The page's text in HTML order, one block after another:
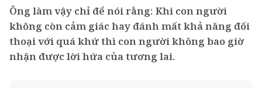
Ông làm vậy chỉ để nói rằng: Khi con người
không còn cảm giác hay đánh mất khả năng đối
thoại với quá khứ thì con người không bao giờ
nhận được lời hứa của tương lai.